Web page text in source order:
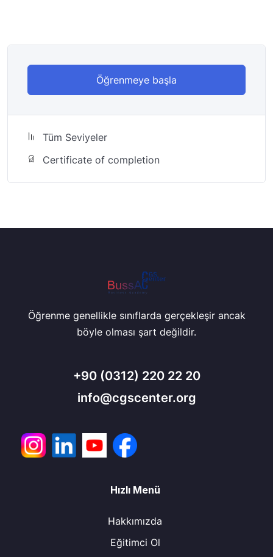
Öğrenmeye başla
Tüm Seviyeler
Certificate of completion
Öğrenme genellikle sınıflarda gerçekleşir ancak
böyle olması şart değildir.
+90 (0312) 220 22 20
info@cgscenter.org
Hızlı Menü
Hakkımızda
Eğitimci Ol